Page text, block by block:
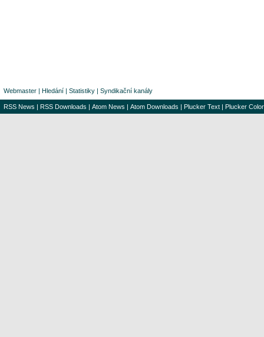
Webmaster | Hledání | Statistiky | Syndikační kanály
RSS News | RSS Downloads | Atom News | Atom Downloads | Plucker Text | Plucker Color